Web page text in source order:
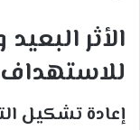
الأثر
إعادة تشكيل